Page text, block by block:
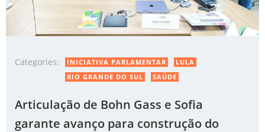
Categories: INICIATIVA PARLAMENTAR
LULA
RIO GRANDE DO SUL
SAÚDE
Articulação de Bohn Gass e Sofia
garante avanço para construção do